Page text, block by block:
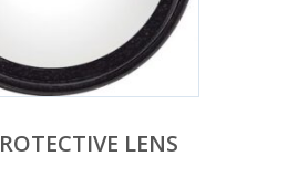
LENS